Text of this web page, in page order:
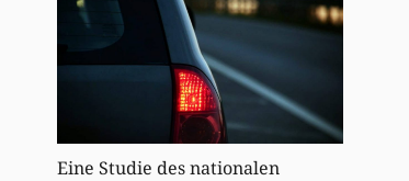
Eine Studie des nationalen